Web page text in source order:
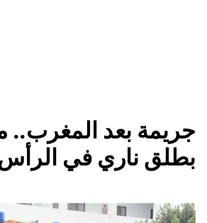
جريمة بعد
بطلق ناري في الرأس